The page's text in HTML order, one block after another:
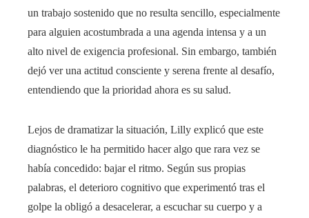
un trabajo sostenido que no resulta sencillo, especialmente
para alguien acostumbrada a una agenda intensa y a un
alto nivel de exigencia profesional. Sin embargo, también
dejó ver una actitud consciente y serena frente al desafío,
entendiendo que la prioridad ahora es su salud.
Lejos de dramatizar la situación, Lilly explicó que este
diagnóstico le ha permitido hacer algo que rara vez se
había concedido: bajar el ritmo. Según sus propias
palabras, el deterioro cognitivo que experimentó tras el
golpe la obligó a desacelerar, a escuchar su cuerpo y a